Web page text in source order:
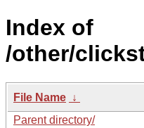
Index of
/other/
File Name ↓
Parent directory/